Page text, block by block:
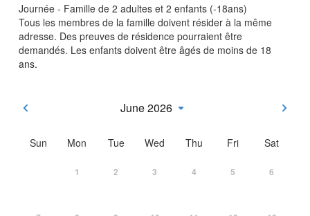
Journée - Famille de 2 adultes et 2 enfants (-18ans)
Tous les membres de la famille doivent résider à la même
adresse. Des preuves de résidence pourraient être
demandés. Les enfants doivent être âgés de moins de 18
ans.
June 2026
Sun Mon Tue Wed Thu Fri Sat
1 2 3 4 5 6